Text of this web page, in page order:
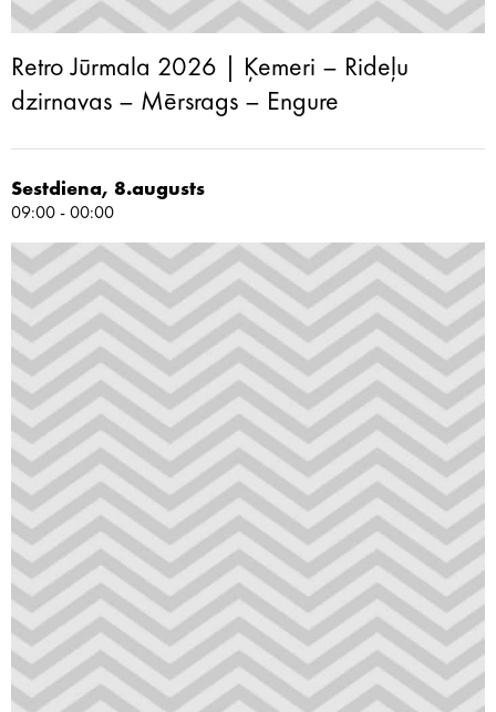
Retro Jūrmala 2026 | Ķemeri – Rideļu
dzirnavas – Mērsrags – Engure
Sestdiena, 8.augusts
09:00 - 00:00